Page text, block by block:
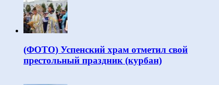
(ФОТО) Успенский храм отметил свой
престольный праздник (курбан)